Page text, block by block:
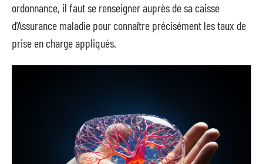
ordonnance, il faut se renseigner auprès de sa caisse
d’Assurance maladie pour connaître précisément les taux de
prise en charge appliqués.